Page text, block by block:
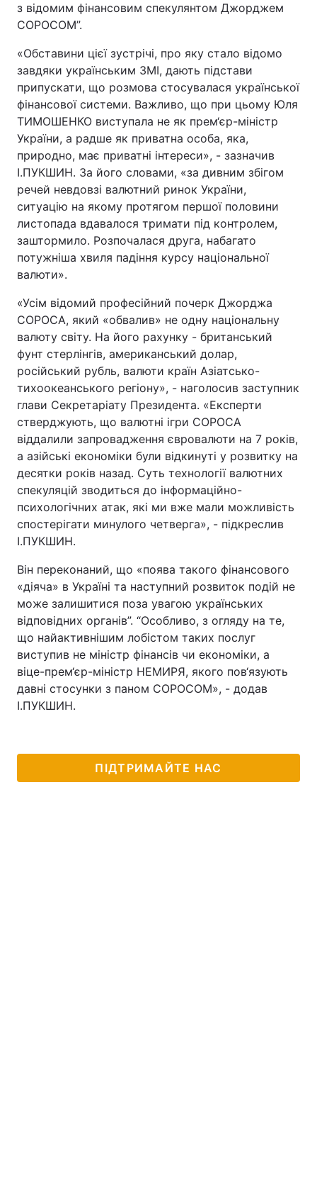
з відомим фінансовим спекулянтом Джорджем
СОРОСОМ”.
«Обставини цієї зустрічі, про яку стало відомо
завдяки українським ЗМІ, дають підстави
припускати, що розмова стосувалася української
фінансової системи. Важливо, що при цьому Юля
ТИМОШЕНКО виступала не як прем‘єр-міністр
України, а радше як приватна особа, яка,
природно, має приватні інтереси», - зазначив
І.ПУКШИН. За його словами, «за дивним збігом
речей невдовзі валютний ринок України,
ситуацію на якому протягом першої половини
листопада вдавалося тримати під контролем,
заштормило. Розпочалася друга, набагато
потужніша хвиля падіння курсу національної
валюти».
«Усім відомий професійний почерк Джорджа
СОРОСА, який «обвалив» не одну національну
валюту світу. На його рахунку - британський
фунт стерлінгів, американський долар,
російський рубль, валюти країн Азіатсько-
тихоокеанського регіону», - наголосив заступник
глави Секретаріату Президента. «Експерти
стверджують, що валютні ігри СОРОСА
віддалили запровадження євровалюти на 7 років,
а азійські економіки були відкинуті у розвитку на
десятки років назад. Суть технології валютних
спекуляцій зводиться до інформаційно-
психологічних атак, які ми вже мали можливість
спостерігати минулого четверга», - підкреслив
І.ПУКШИН.
Він переконаний, що «поява такого фінансового
«діяча» в Україні та наступний розвиток подій не
може залишитися поза увагою українських
відповідних органів”. “Особливо, з огляду на те,
що найактивнішим лобістом таких послуг
виступив не міністр фінансів чи економіки, а
віце-прем‘єр-міністр НЕМИРЯ, якого пов‘язують
давні стосунки з паном СОРОСОМ», - додав
І.ПУКШИН.
ПІДТРИМАЙТЕ НАС